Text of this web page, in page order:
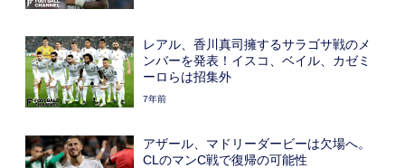
レアル、香川真司擁するサラゴサ戦のメ
ンバーを発表！イスコ、ベイル、カゼミ
ーロらは招集外
7年前
アザール、マドリーダービーは欠場へ。
CLのマンC戦で復帰の可能性